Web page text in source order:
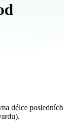
délce posledních